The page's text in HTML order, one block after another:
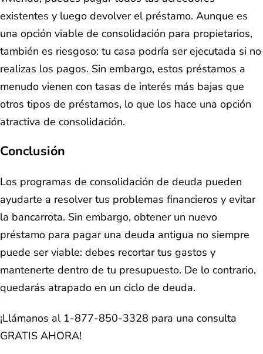
existentes y luego devolver el préstamo. Aunque es
una opción viable de consolidación para propietarios,
también es riesgoso: tu casa podría ser ejecutada si no
realizas los pagos. Sin embargo, estos préstamos a
menudo vienen con tasas de interés más bajas que
otros tipos de préstamos, lo que los hace una opción
atractiva de consolidación.
Conclusión
Los programas de consolidación de deuda pueden
ayudarte a resolver tus problemas financieros y evitar
la bancarrota. Sin embargo, obtener un nuevo
préstamo para pagar una deuda antigua no siempre
puede ser viable: debes recortar tus gastos y
mantenerte dentro de tu presupuesto. De lo contrario,
quedarás atrapado en un ciclo de deuda.
¡Llámanos al 1-877-850-3328 para una consulta
GRATIS AHORA!